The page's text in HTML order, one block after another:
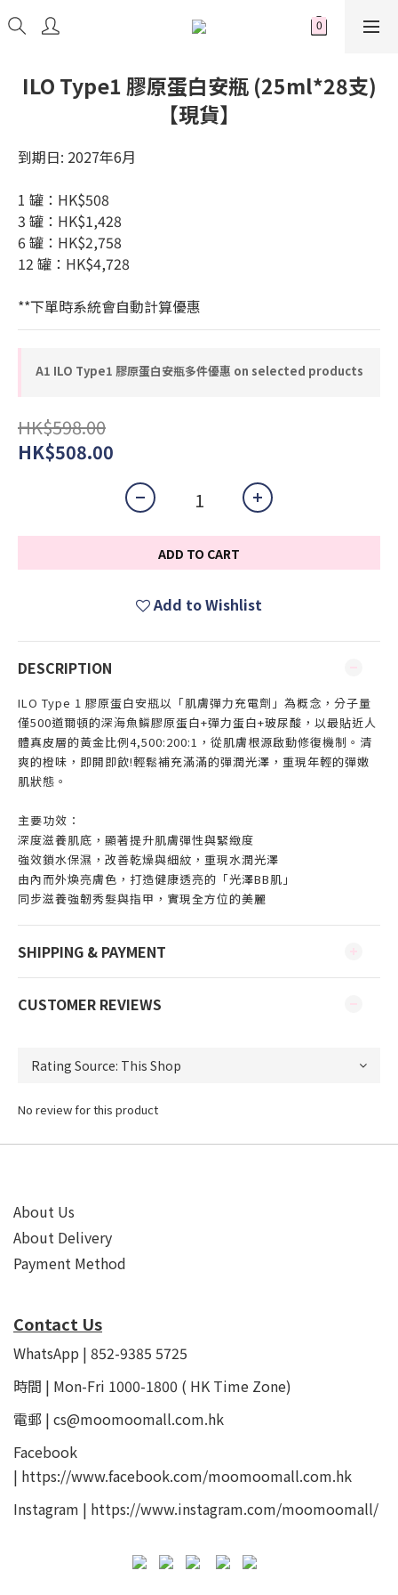
ILO Type1 膠原蛋白安瓶 (25ml*28支)
【現貨】
到期日: 2027年6月
1 罐：HK$508
3 罐：HK$1,428
6 罐：HK$2,758
12 罐：HK$4,728
**下單時系統會自動計算優惠
A1 ILO Type1 膠原蛋白安瓶多件優惠 on selected products
HK$598.00
HK$508.00
ADD TO CART
Add to Wishlist
DESCRIPTION
ILO Type 1 膠原蛋白安瓶以「肌膚彈力充電劑」為概念，分子量
僅500道爾頓的深海魚鱗膠原蛋白+彈力蛋白+玻尿酸，以最貼近人
體真皮層的黃金比例4,500:200:1，從肌膚根源啟動修復機制。清
爽的橙味，即開即飲!輕鬆補充滿滿的彈潤光澤，重現年輕的彈嫩
肌狀態。
主要功效：
深度滋養肌底，顯著提升肌膚彈性與緊緻度
強效鎖水保濕，改善乾燥與細紋，重現水潤光澤
由內而外煥亮膚色，打造健康透亮的「光澤BB肌」
同步滋養強韌秀髮與指甲，實現全方位的美麗
SHIPPING & PAYMENT
CUSTOMER REVIEWS
No review for this product
About Us
About Delivery
Payment Method
Contact Us
WhatsApp | 852-9385 5725
時間 | Mon-Fri 1000-1800 ( HK Time Zone)
電郵 | cs@moomoomall.com.hk
Facebook
| https://www.facebook.com/moomoomall.com.hk
Instagram | https://www.instagram.com/moomoomall/